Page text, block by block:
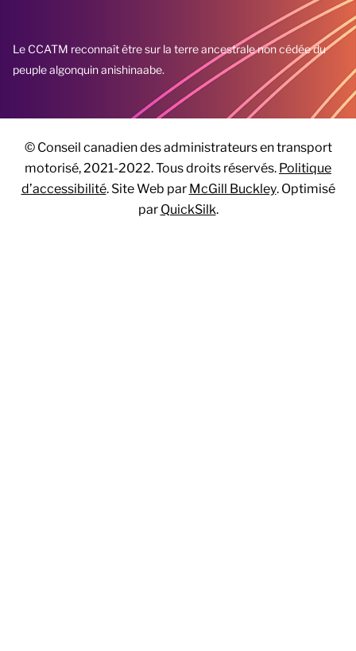
Le CCATM reconnaît être sur la terre ancestrale non cédée du
peuple algonquin anishinaabe.
© Conseil canadien des administrateurs en transport
motorisé, 2021-2022. Tous droits réservés. Politique
d’accessibilité. Site Web par McGill Buckley. Optimisé
par QuickSilk.